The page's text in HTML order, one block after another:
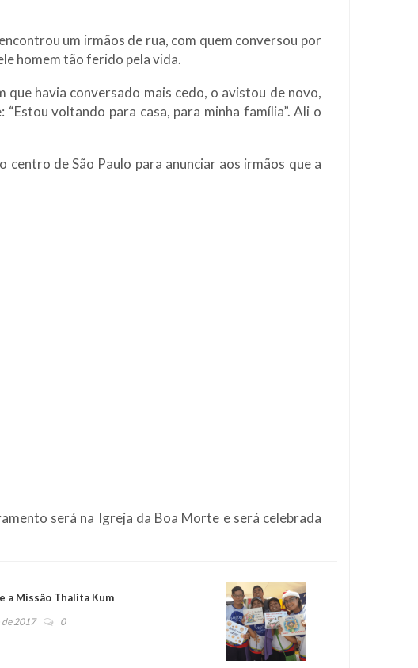
um irmãos de rua, com quem conversou por
homem tão ferido pela vida.
havia conversado mais cedo, o avistou de novo,
voltando para casa, para minha família”. Ali o
de São Paulo para anunciar aos irmãos que a
será na Igreja da Boa Morte e será celebrada
a Missão Thalita Kum
de 2017 0